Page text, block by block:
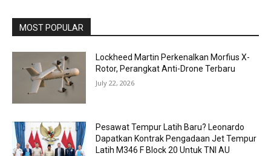
MOST POPULAR
Lockheed Martin Perkenalkan Morfius X-
Rotor, Perangkat Anti-Drone Terbaru
July 22, 2026
Pesawat Tempur Latih Baru? Leonardo
Dapatkan Kontrak Pengadaan Jet Tempur
Latih M346 F Block 20 Untuk TNI AU